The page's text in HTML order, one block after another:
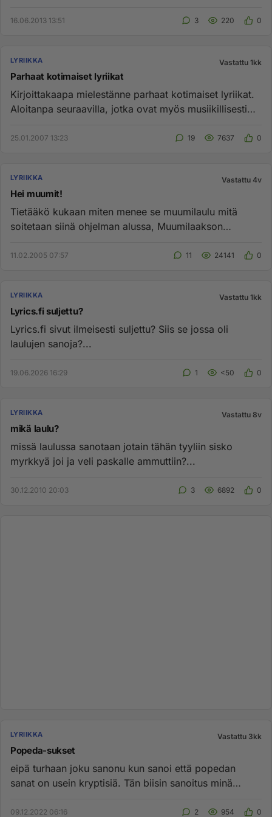
16.06.2013 13:51 3 220 0
LYRIIKKA Vastattu 1kk
Parhaat kotimaiset lyriikat
Kirjoittakaapa mielestänne parhaat kotimaiset lyriikat.
Aloitanpa seuraavilla, jotka ovat myös musiikillisesti
25.01.2007 13:23 19 7637 0
LYRIIKKA Vastattu 4v
Hei muumit!
Tietääkö kukaan miten menee se muumilaulu mitä
soitetaan siinä ohjelman alussa, Muumilaakson
11.02.2005 07:57 11 24141 0
LYRIIKKA Vastattu 1kk
Lyrics.fi suljettu?
Lyrics.fi sivut ilmeisesti suljettu? Siis se jossa oli
laulujen sanoja?...
19.06.2026 16:29 1 <50 0
LYRIIKKA Vastattu 8v
mikä laulu?
missä laulussa sanotaan jotain tähän tyyliin sisko
myrkkyä joi ja veli paskalle ammuttiin?...
30.12.2010 20:03 3 6892 0
LYRIIKKA Vastattu 3kk
Popeda-sukset
eipä turhaan joku sanonu kun sanoi että popedan
sanat on usein kryptisiä. Tän biisin sanoitus minä
09.12.2022 06:16 2 954 0